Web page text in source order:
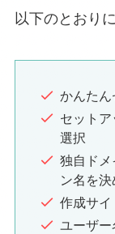
以下のとおり
かんた
セット
選択
独自ドメ
ン名を決
作成サイ
ユーザー